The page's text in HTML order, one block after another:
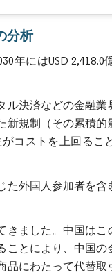
分析
年にはUSD
決済などの金融業
規制（その累積
コストを上回るこ
外国人参加者を
ました。中国は
とにより、中国
にわたって代替